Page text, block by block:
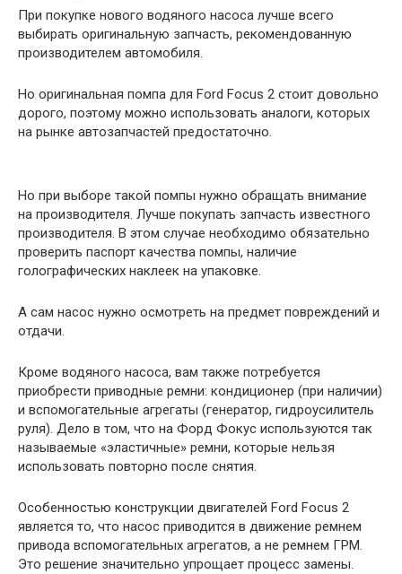
При покупке нового водяного насоса лучше всего
выбирать оригинальную запчасть, рекомендованную
производителем автомобиля.
Но оригинальная помпа для Ford Focus 2 стоит довольно
дорого, поэтому можно использовать аналоги, которых
на рынке автозапчастей предостаточно.
Но при выборе такой помпы нужно обращать внимание
на производителя. Лучше покупать запчасть известного
производителя. В этом случае необходимо обязательно
проверить паспорт качества помпы, наличие
голографических наклеек на упаковке.
А сам насос нужно осмотреть на предмет повреждений и
отдачи.
Кроме водяного насоса, вам также потребуется
приобрести приводные ремни: кондиционер (при наличии)
и вспомогательные агрегаты (генератор, гидроусилитель
руля). Дело в том, что на Форд Фокус используются так
называемые «эластичные» ремни, которые нельзя
использовать повторно после снятия.
Особенностью конструкции двигателей Ford Focus 2
является то, что насос приводится в движение ремнем
привода вспомогательных агрегатов, а не ремнем ГРМ.
Это решение значительно упрощает процесс замены.